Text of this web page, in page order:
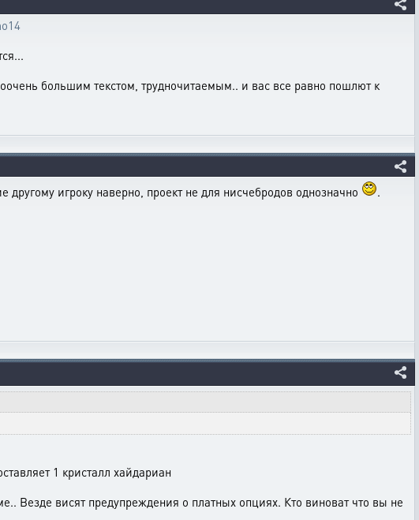
большим текстом, трудночитаемым.. и вас все равно пошлют к
игроку наверно, проект не для нисчебродов однозначно .
1 кристалл хайдариан
Везде висят предупреждения о платных опциях. Кто виноват что вы не